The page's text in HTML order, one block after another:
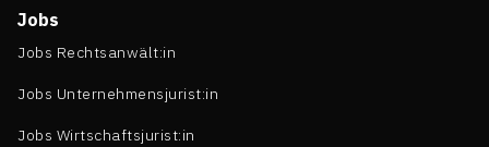
Jobs
Jobs Rechtsanwält:in
Jobs Unternehmensjurist:in
Jobs Wirtschaftsjurist:in